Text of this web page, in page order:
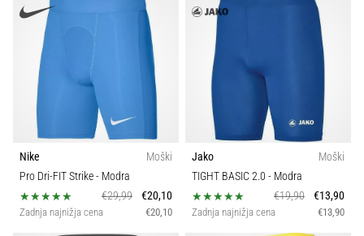
Nike
Moški
Pro Dri-FIT Strike- Modra
€29,99
€20,10
Zadnja najnižja cena €20,10
Jako
Moški
TIGHT BASIC 2.0 - Modra
€19,90
€13,90
Zadnja najnižja cena €13,90